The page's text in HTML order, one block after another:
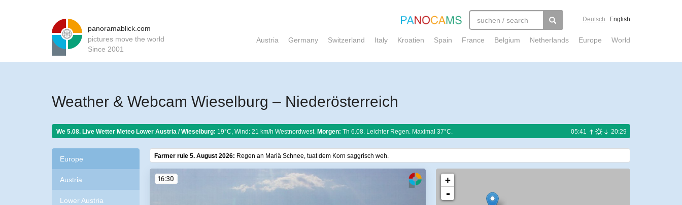
panoramablick.com
pictures move the world
Since 2001
Deutsch English
Austria Germany Switzerland Italy Kroatien Spain France Belgium Netherlands Europe World
Weather & Webcam Wieselburg – Niederösterreich
We 5.08. Live Wetter Meteo Lower Austria / Wieselburg: 19°C, Wind: 21 km/h Westnordwest. Morgen: Th 6.08. Leichter Regen. Maximal 37°C. 05:41 20:29
Europe
Austria
Lower Austria
Farmer rule 5. August 2026: Regen an Mariä Schnee, tuat dem Korn saggrisch weh.
+
-